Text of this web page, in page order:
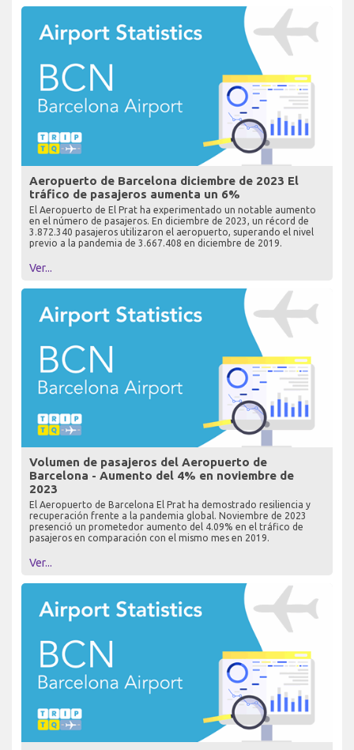
Aeropuerto de Barcelona diciembre de 2023 El
tráfico de pasajeros aumenta un 6%
El Aeropuerto de El Prat ha experimentado un notable aumento
en el número de pasajeros. En diciembre de 2023, un récord de
3.872.340 pasajeros utilizaron el aeropuerto, superando el nivel
previo a la pandemia de 3.667.408 en diciembre de 2019.
Ver...
Volumen de pasajeros del Aeropuerto de
Barcelona - Aumento del 4% en noviembre de
2023
El Aeropuerto de Barcelona El Prat ha demostrado resiliencia y
recuperación frente a la pandemia global. Noviembre de 2023
presenció un prometedor aumento del 4.09% en el tráfico de
pasajeros en comparación con el mismo mes en 2019.
Ver...